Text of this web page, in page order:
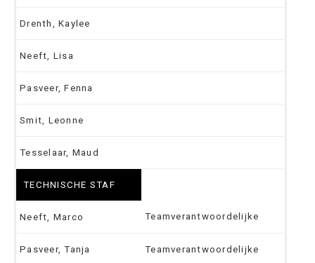
Drenth, Kaylee
Neeft, Lisa
Pasveer, Fenna
Smit, Leonne
Tesselaar, Maud
TECHNISCHE STAF
Neeft, Marco Teamverantwoordelijke
Pasveer, Tanja Teamverantwoordelijke